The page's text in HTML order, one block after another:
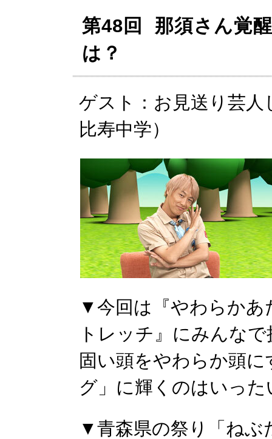
第48回 那須さん覚
は？
ゲスト：お見送り芸人
比寿中学）
▼今回は『やわらかあ
トレッチ』にみんなで
固い頭をやわらか頭
グ」に輝くのはいった
▼青森県の祭り「ねぶ